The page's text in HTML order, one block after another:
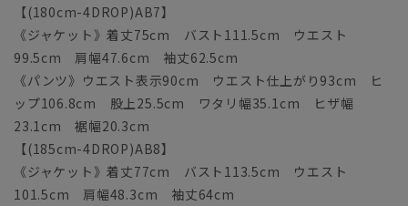
【(180cm-4DROP)AB7】
《ジャケット》着丈75cm バスト111.5cm ウエスト
99.5cm 肩幅47.6cm 袖丈62.5cm
《パンツ》ウエスト表示90cm ウエスト仕上がり93cm ヒ
ップ106.8cm 股上25.5cm ワタリ幅35.1cm ヒザ幅
23.1cm 裾幅20.3cm
【(185cm-4DROP)AB8】
《ジャケット》着丈77cm バスト113.5cm ウエスト
101.5cm 肩幅48.3cm 袖丈64cm